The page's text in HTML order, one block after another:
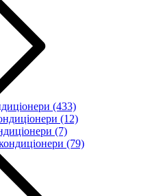
(433)
(12)
(7)
(79)